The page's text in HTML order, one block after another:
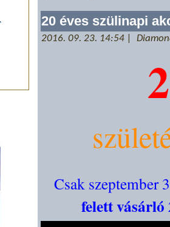
20 éves szülinapi
2016. 09. 23. 14:54 |
Csak szeptember
felett vásárló